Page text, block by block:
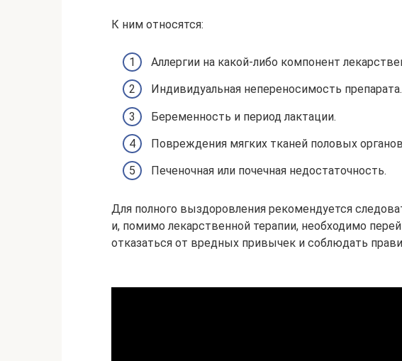
К ним относятся:
Аллергии на какой-либо компонент
Индивидуальная непереносимость препарата.
Беременность и период лактации.
Повреждения мягких тканей половых
Печеночная или почечная недостаточность.
Для полного выздоровления рекомендуется
и, помимо лекарственной терапии, необходимо
отказаться от вредных привычек и соблюдать